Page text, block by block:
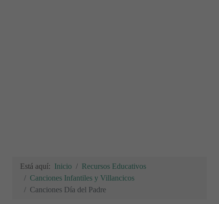
Está aquí: Inicio
Recursos Educativos
Canciones Infantiles y Villancicos
Canciones Día del Padre